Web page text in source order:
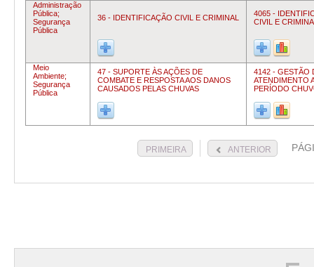
Administração
Pública;
Segurança
Pública
36 - IDENTIFICAÇÃO CIVIL E CRIMINAL
4065 -
CIVIL E
Meio
Ambiente;
Segurança
Pública
47 - SUPORTE ÀS AÇÕES DE
COMBATE E RESPOSTA AOS DANOS
CAUSADOS PELAS CHUVAS
4142 - GESTÃO
ATENDIMENTO
PERÍODO
PRIMEIRA ANTERIOR